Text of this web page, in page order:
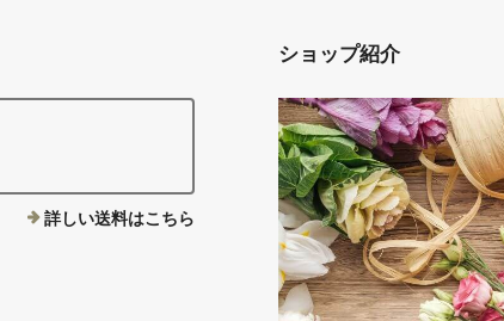
詳しい送料はこちら
ショップ紹介